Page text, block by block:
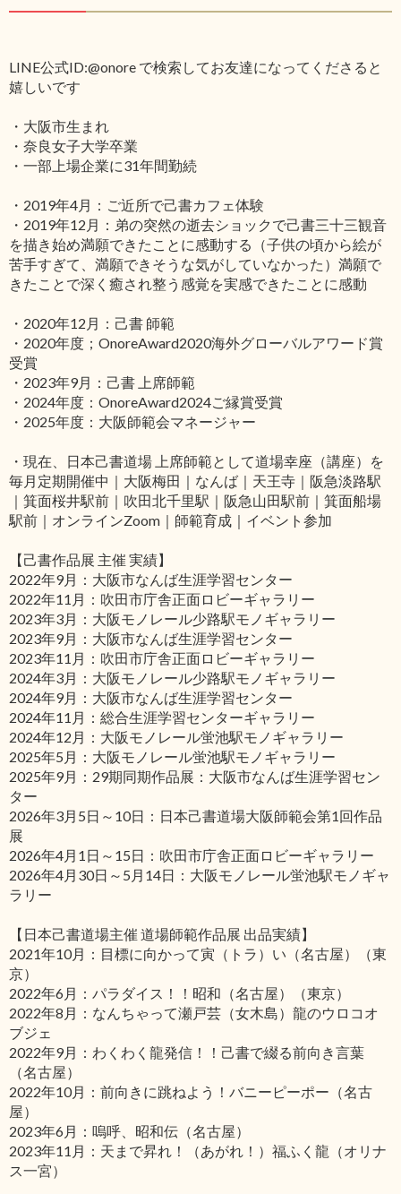
LINE公式ID:@onore で検索してお友達になってくださると
嬉しいです
・大阪市生まれ
・奈良女子大学卒業
・一部上場企業に31年間勤続
・2019年4月：ご近所で己書カフェ体験
・2019年12月：弟の突然の逝去ショックで己書三十三観音
を描き始め満願できたことに感動する（子供の頃から絵が
苦手すぎて、満願できそうな気がしていなかった）満願で
きたことで深く癒され整う感覚を実感できたことに感動
・2020年12月：己書 師範
・2020年度；OnoreAward2020海外グローバルアワード賞
受賞
・2023年9月：己書 上席師範
・2024年度：OnoreAward2024ご縁賞受賞
・2025年度：大阪師範会マネージャー
・現在、日本己書道場 上席師範として道場幸座（講座）を
毎月定期開催中｜大阪梅田｜なんば｜天王寺｜阪急淡路駅
｜箕面桜井駅前｜吹田北千里駅｜阪急山田駅前｜箕面船場
駅前｜オンラインZoom｜師範育成｜イベント参加
【己書作品展 主催 実績】
2022年9月：大阪市なんば生涯学習センター
2022年11月：吹田市庁舎正面ロビーギャラリー
2023年3月：大阪モノレール少路駅モノギャラリー
2023年9月：大阪市なんば生涯学習センター
2023年11月：吹田市庁舎正面ロビーギャラリー
2024年3月：大阪モノレール少路駅モノギャラリー
2024年9月：大阪市なんば生涯学習センター
2024年11月：総合生涯学習センターギャラリー
2024年12月：大阪モノレール蛍池駅モノギャラリー
2025年5月：大阪モノレール蛍池駅モノギャラリー
2025年9月：29期同期作品展：大阪市なんば生涯学習セン
ター
2026年3月5日～10日：日本己書道場大阪師範会第1回作品
展
2026年4月1日～15日：吹田市庁舎正面ロビーギャラリー
2026年4月30日～5月14日：大阪モノレール蛍池駅モノギャ
ラリー
【日本己書道場主催 道場師範作品展 出品実績】
2021年10月：目標に向かって寅（トラ）い（名古屋）（東
京）
2022年6月：パラダイス！！昭和（名古屋）（東京）
2022年8月：なんちゃって瀬戸芸（女木島）龍のウロコオ
ブジェ
2022年9月：わくわく龍発信！！己書で綴る前向き言葉
（名古屋）
2022年10月：前向きに跳ねよう！バニーピーポー（名古
屋）
2023年6月：嗚呼、昭和伝（名古屋）
2023年11月：天まで昇れ！（あがれ！）福ふく龍（オリナ
ス一宮）